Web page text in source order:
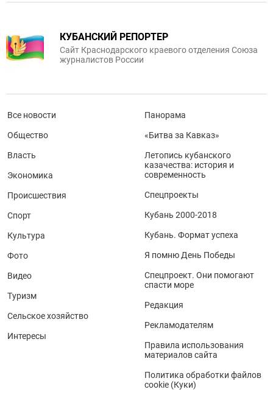
КУБАНСКИЙ РЕПОРТЕР
Сайт Краснодарского краевого отделения Союза
журналистов России
Все новости
Общество
Власть
Экономика
Происшествия
Спорт
Культура
Фото
Видео
Туризм
Сельское хозяйство
Интересы
Панорама
«Битва за Кавказ»
Летопись кубанского
казачества: история и
современность
Спецпроекты
Кубань 2000-2018
Кубань. Формат успеха
Я помню День Победы
Спецпроект. Они помогают
спасти море
Редакция
Рекламодателям
Правила использования
материалов сайта
Политика обработки файлов
cookie (Куки)